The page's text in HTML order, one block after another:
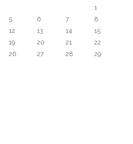
1
5 6 7
8
12 13 14
15
19 20 21
22
26 27 28
29